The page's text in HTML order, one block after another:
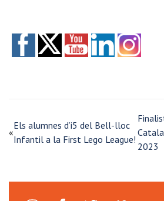
«
Els alumnes d’i5 del Bell-lloc
Infantil a la First Lego League!
2023